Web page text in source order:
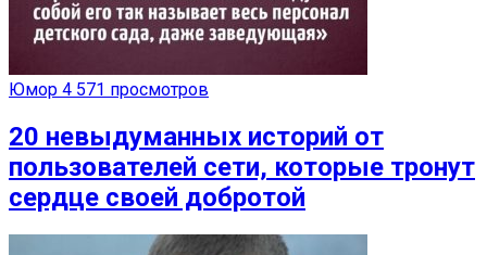
Юмор 4 571 просмотров
20 невыдуманных историй от
пользователей сети, которые тронут
сердце своей добротой